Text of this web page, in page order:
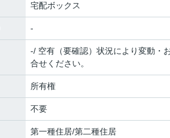
宅配ボックス
-
-/ 空有（要確認）状況により変動・
合せください。
所有権
不要
第一種住居/第二種住居